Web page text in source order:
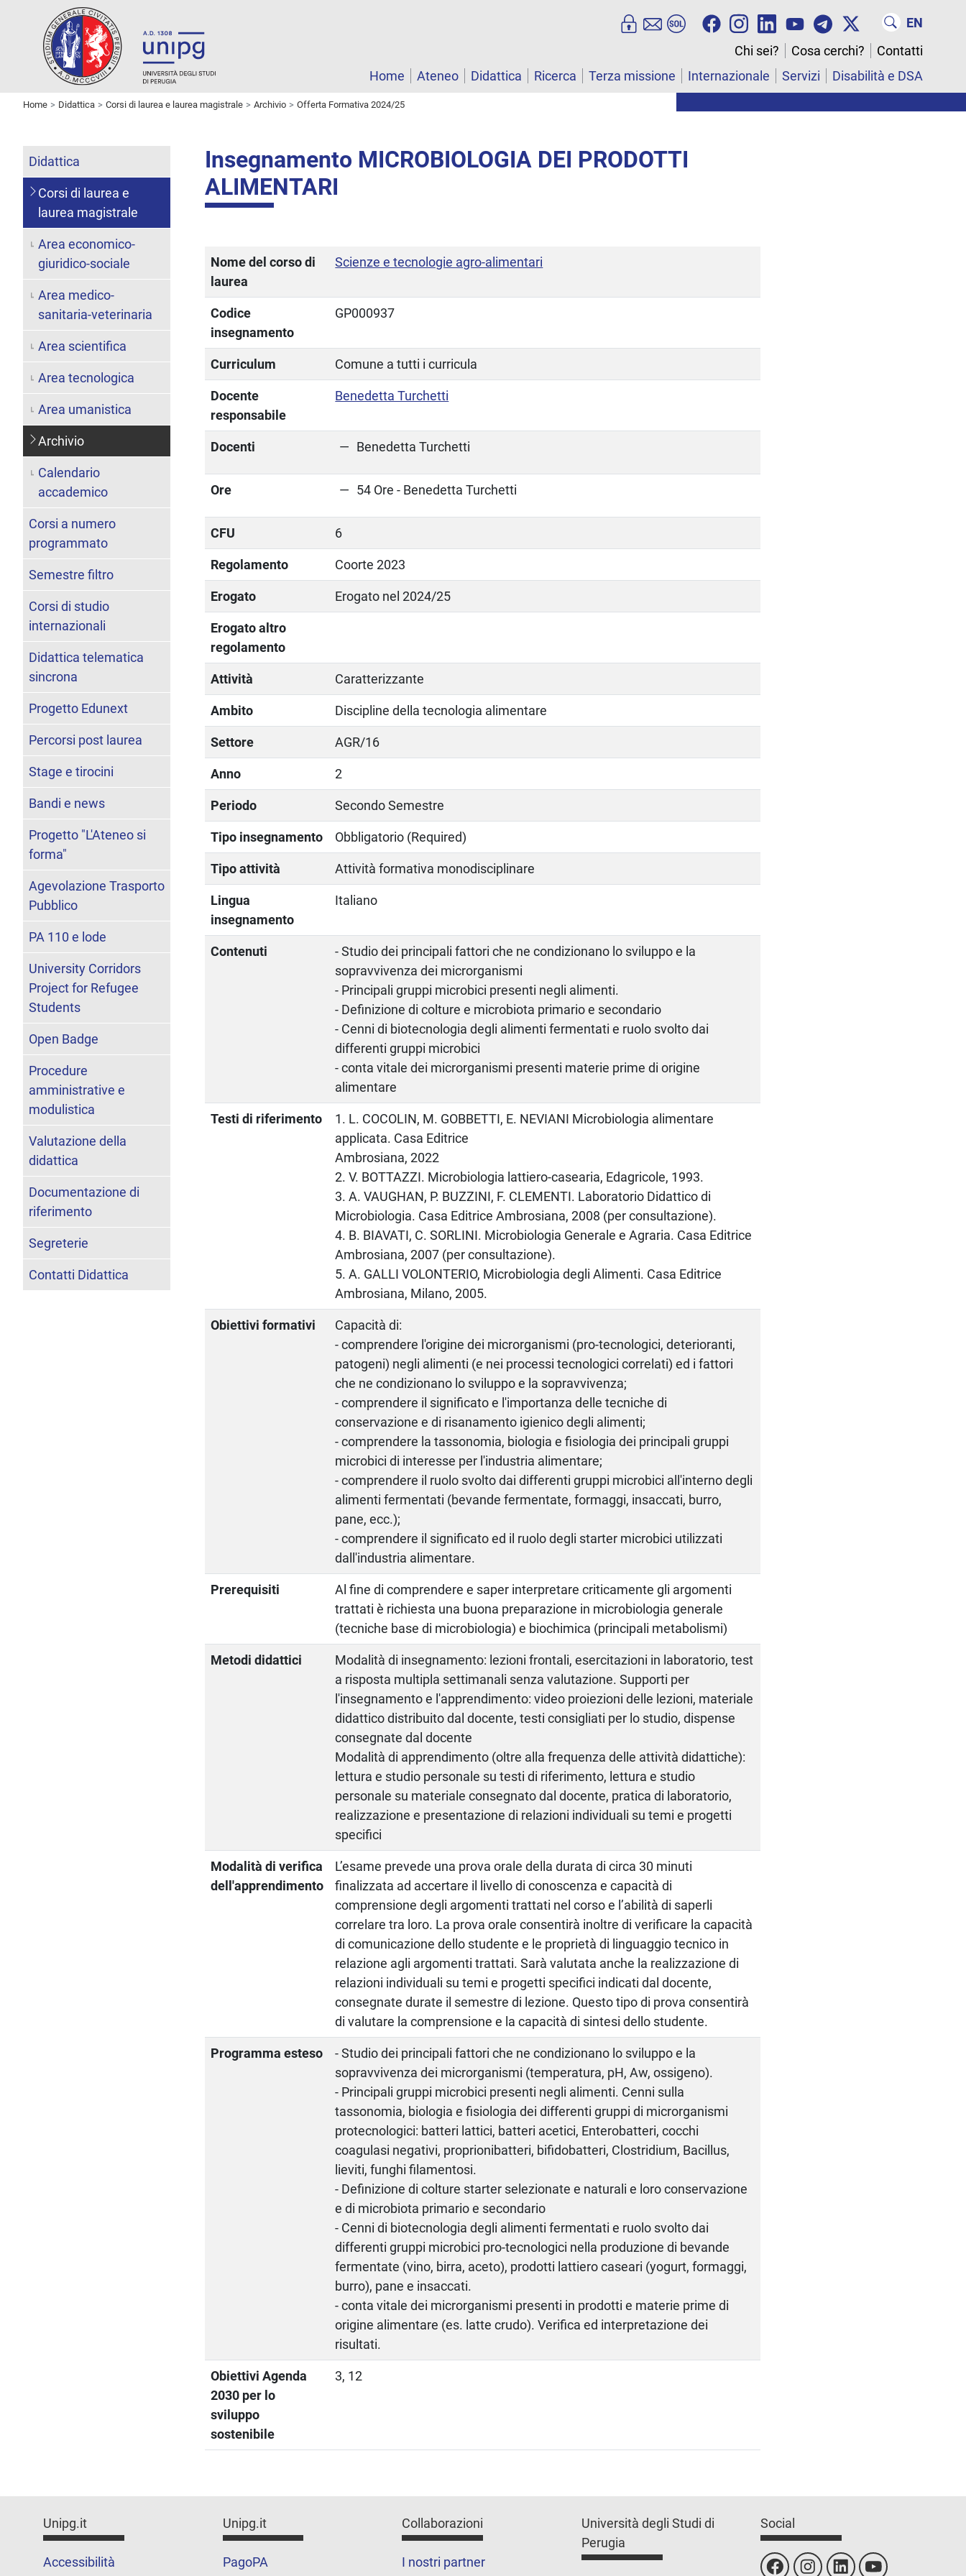
EN
Chi sei?
Cosa cerchi?
Contatti
Home
Ateneo Didattica Ricerca Terza missione Internazionale Servizi Disabilità e DSA
Home Didattica Corsi di laurea e laurea magistrale Archivio Offerta Formativa 2024/25
Insegnamento MICROBIOLOGIA DEI PRODOTTI
ALIMENTARI
Nome del corso di
laurea
Scienze e tecnologie agro-alimentari
Codice
insegnamento
GP000937
Curriculum Comune a tutti i curricula
Docente
responsabile
Benedetta Turchetti
Docenti Benedetta Turchetti
Ore 54 Ore - Benedetta Turchetti
CFU 6
Regolamento Coorte 2023
Erogato Erogato nel 2024/25
Erogato altro
regolamento
Attività Caratterizzante
Ambito Discipline della tecnologia alimentare
Settore AGR/16
Anno 2
Periodo Secondo Semestre
Tipo insegnamento Obbligatorio (Required)
Tipo attività Attività formativa monodisciplinare
Lingua
insegnamento
Italiano
Contenuti
- Studio dei principali fattori che ne condizionano lo sviluppo e la
sopravvivenza dei microrganismi
- Principali gruppi microbici presenti negli alimenti.
- Definizione di colture e microbiota primario e secondario
- Cenni di biotecnologia degli alimenti fermentati e ruolo svolto dai
differenti gruppi microbici
- conta vitale dei microrganismi presenti materie prime di origine
alimentare
Testi di riferimento
1. L. COCOLIN, M. GOBBETTI, E. NEVIANI Microbiologia alimentare
applicata. Casa Editrice
Ambrosiana, 2022
2. V. BOTTAZZI. Microbiologia lattiero-casearia, Edagricole, 1993.
3. A. VAUGHAN, P. BUZZINI, F. CLEMENTI. Laboratorio Didattico di
Microbiologia. Casa Editrice Ambrosiana, 2008 (per consultazione).
4. B. BIAVATI, C. SORLINI. Microbiologia Generale e Agraria. Casa Editrice
Ambrosiana, 2007 (per consultazione).
5. A. GALLI VOLONTERIO, Microbiologia degli Alimenti. Casa Editrice
Ambrosiana, Milano, 2005.
Obiettivi formativi
Capacità di:
- comprendere l'origine dei microrganismi (pro-tecnologici, deterioranti,
patogeni) negli alimenti (e nei processi tecnologici correlati) ed i fattori
che ne condizionano lo sviluppo e la sopravvivenza;
- comprendere il significato e l'importanza delle tecniche di
conservazione e di risanamento igienico degli alimenti;
- comprendere la tassonomia, biologia e fisiologia dei principali gruppi
microbici di interesse per l'industria alimentare;
- comprendere il ruolo svolto dai differenti gruppi microbici all'interno degli
alimenti fermentati (bevande fermentate, formaggi, insaccati, burro,
pane, ecc.);
- comprendere il significato ed il ruolo degli starter microbici utilizzati
dall'industria alimentare.
Prerequisiti
Al fine di comprendere e saper interpretare criticamente gli argomenti
trattati è richiesta una buona preparazione in microbiologia generale
(tecniche base di microbiologia) e biochimica (principali metabolismi)
Metodi didattici
Modalità di insegnamento: lezioni frontali, esercitazioni in laboratorio, test
a risposta multipla settimanali senza valutazione. Supporti per
l'insegnamento e l'apprendimento: video proiezioni delle lezioni, materiale
didattico distribuito dal docente, testi consigliati per lo studio, dispense
consegnate dal docente
Modalità di apprendimento (oltre alla frequenza delle attività didattiche):
lettura e studio personale su testi di riferimento, lettura e studio
personale su materiale consegnato dal docente, pratica di laboratorio,
realizzazione e presentazione di relazioni individuali su temi e progetti
specifici
Modalità di verifica
dell'apprendimento
L’esame prevede una prova orale della durata di circa 30 minuti
finalizzata ad accertare il livello di conoscenza e capacità di
comprensione degli argomenti trattati nel corso e l’abilità di saperli
correlare tra loro. La prova orale consentirà inoltre di verificare la capacità
di comunicazione dello studente e le proprietà di linguaggio tecnico in
relazione agli argomenti trattati. Sarà valutata anche la realizzazione di
relazioni individuali su temi e progetti specifici indicati dal docente,
consegnate durate il semestre di lezione. Questo tipo di prova consentirà
di valutare la comprensione e la capacità di sintesi dello studente.
Programma esteso
- Studio dei principali fattori che ne condizionano lo sviluppo e la
sopravvivenza dei microrganismi (temperatura, pH, Aw, ossigeno).
- Principali gruppi microbici presenti negli alimenti. Cenni sulla
tassonomia, biologia e fisiologia dei differenti gruppi di microrganismi
protecnologici: batteri lattici, batteri acetici, Enterobatteri, cocchi
coagulasi negativi, proprionibatteri, bifidobatteri, Clostridium, Bacillus,
lieviti, funghi filamentosi.
- Definizione di colture starter selezionate e naturali e loro conservazione
e di microbiota primario e secondario
- Cenni di biotecnologia degli alimenti fermentati e ruolo svolto dai
differenti gruppi microbici pro-tecnologici nella produzione di bevande
fermentate (vino, birra, aceto), prodotti lattiero caseari (yogurt, formaggi,
burro), pane e insaccati.
- conta vitale dei microrganismi presenti in prodotti e materie prime di
origine alimentare (es. latte crudo). Verifica ed interpretazione dei
risultati.
Obiettivi Agenda
2030 per lo
sviluppo
sostenibile
3, 12
Didattica
Corsi di laurea e
laurea magistrale
Area economico-
giuridico-sociale
Area medico-
sanitaria-veterinaria
Area scientifica
Area tecnologica
Area umanistica
Archivio
Calendario
accademico
Corsi a numero
programmato
Semestre filtro
Corsi di studio
internazionali
Didattica telematica
sincrona
Progetto Edunext
Percorsi post laurea
Stage e tirocini
Bandi e news
Progetto "L'Ateneo si
forma"
Agevolazione Trasporto
Pubblico
PA 110 e lode
University Corridors
Project for Refugee
Students
Open Badge
Procedure
amministrative e
modulistica
Valutazione della
didattica
Documentazione di
riferimento
Segreterie
Contatti Didattica
Unipg.it
Accessibilità
Unipg.it
PagoPA
Collaborazioni
I nostri partner
Università degli Studi di
Perugia
Social